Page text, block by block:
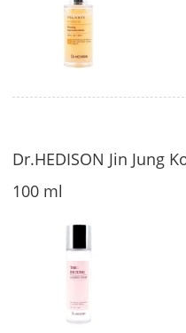
Dr.HEDISON Jin Jung
100 ml